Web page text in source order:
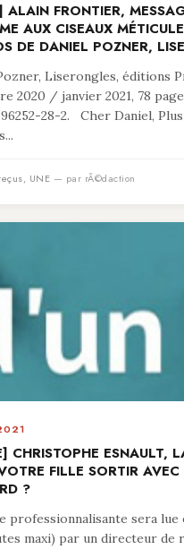
ALAIN FRONTIER,
AUX CISEAUX
DE DANIEL POZNER,
Liserongles, éditions
2020 / janvier 2021, 78
28-2. Cher Daniel,
, UNE — par rÃ©daction
CHRISTOPHE ESNAULT,
FILLE SORTIR AVEC
?
professionnalisante sera lue
maxi) par un directeur de